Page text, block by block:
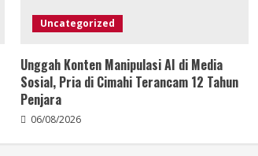
Uncategorized
Unggah Konten Manipulasi AI di Media
Sosial, Pria di Cimahi Terancam 12 Tahun
Penjara
06/08/2026